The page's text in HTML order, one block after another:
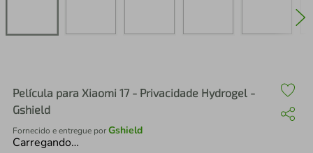
Película para Xiaomi 17 - Privacidade Hydrogel -
Gshield
Fornecido e entregue porGshield
Carregando…